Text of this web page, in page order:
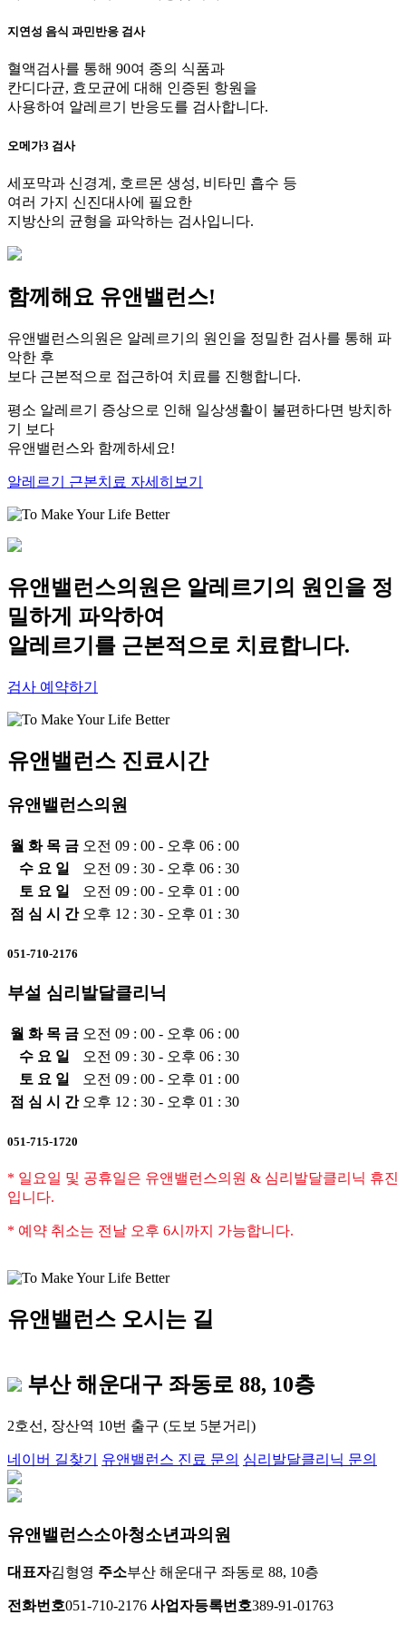
지연성 음식 과민반응 검사
혈액검사를 통해 90여 종의 식품과
칸디다균, 효모균에 대해 인증된 항원을
사용하여 알레르기 반응도를 검사합니다.
오메가3 검사
세포막과 신경계, 호르몬 생성, 비타민 흡수 등
여러 가지 신진대사에 필요한
지방산의 균형을 파악하는 검사입니다.
함께해요 유앤밸런스!
유앤밸런스의원은 알레르기의 원인을 정밀한 검사를 통해 파
악한 후
보다 근본적으로 접근하여 치료를 진행합니다.
평소 알레르기 증상으로 인해 일상생활이 불편하다면 방치하
기 보다
유앤밸런스와 함께하세요!
알레르기 근본치료 자세히보기
유앤밸런스의원은 알레르기의 원인을 정
밀하게 파악하여
알레르기를 근본적으로 치료합니다.
검사 예약하기
유앤밸런스 진료시간
유앤밸런스의원
월 화 목 금 오전 09 : 00 - 오후 06 : 00
수 요 일
오전 09 : 30 - 오후 06 : 30
토 요 일
오전 09 : 00 - 오후 01 : 00
점 심 시 간 오후 12 : 30 - 오후 01 : 30
051-710-2176
부설 심리발달클리닉
월 화 목 금 오전 09 : 00 - 오후 06 : 00
수 요 일
오전 09 : 30 - 오후 06 : 30
토 요 일
오전 09 : 00 - 오후 01 : 00
점 심 시 간 오후 12 : 30 - 오후 01 : 30
051-715-1720
* 일요일 및 공휴일은 유앤밸런스의원 & 심리발달클리닉 휴진
입니다.
* 예약 취소는 전날 오후 6시까지 가능합니다.
유앤밸런스 오시는 길
부산 해운대구 좌동로 88, 10층
2호선, 장산역 10번 출구 (도보 5분거리)
네이버 길찾기 유앤밸런스 진료 문의 심리발달클리닉 문의
유앤밸런스소아청소년과의원
대표자김형영 주소부산 해운대구 좌동로 88, 10층
전화번호051-710-2176 사업자등록번호389-91-01763